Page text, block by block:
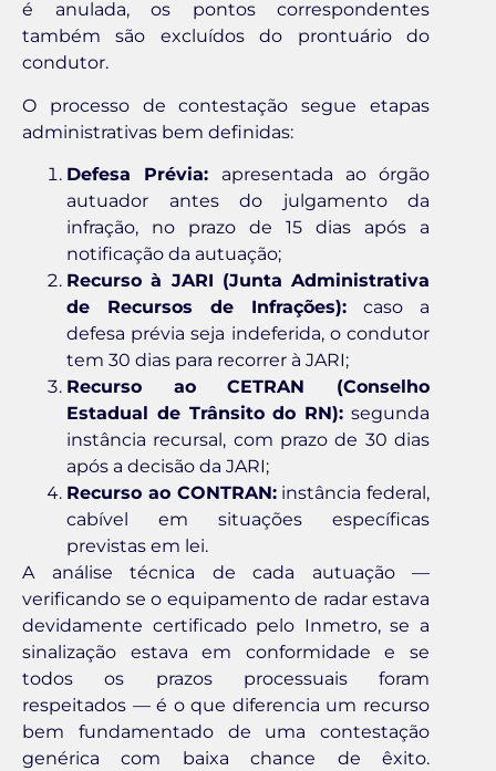
é anulada, os pontos correspondentes
também são excluídos do prontuário do
condutor.
O processo de contestação segue etapas
administrativas bem definidas:
Defesa Prévia: apresentada ao órgão
autuador antes do julgamento da
infração, no prazo de 15 dias após a
notificação da autuação;
Recurso à JARI (Junta Administrativa
de Recursos de Infrações): caso a
defesa prévia seja indeferida, o condutor
tem 30 dias para recorrer à JARI;
Recurso ao CETRAN (Conselho
Estadual de Trânsito do RN): segunda
instância recursal, com prazo de 30 dias
após a decisão da JARI;
Recurso ao CONTRAN:instância federal,
cabível em situações específicas
previstas em lei.
A análise técnica de cada autuação —
verificando se o equipamento de radar estava
devidamente certificado pelo Inmetro, se a
sinalização estava em conformidade e se
todos os prazos processuais foram
respeitados — é o que diferencia um recurso
bem fundamentado de uma contestação
genérica com baixa chance de êxito.